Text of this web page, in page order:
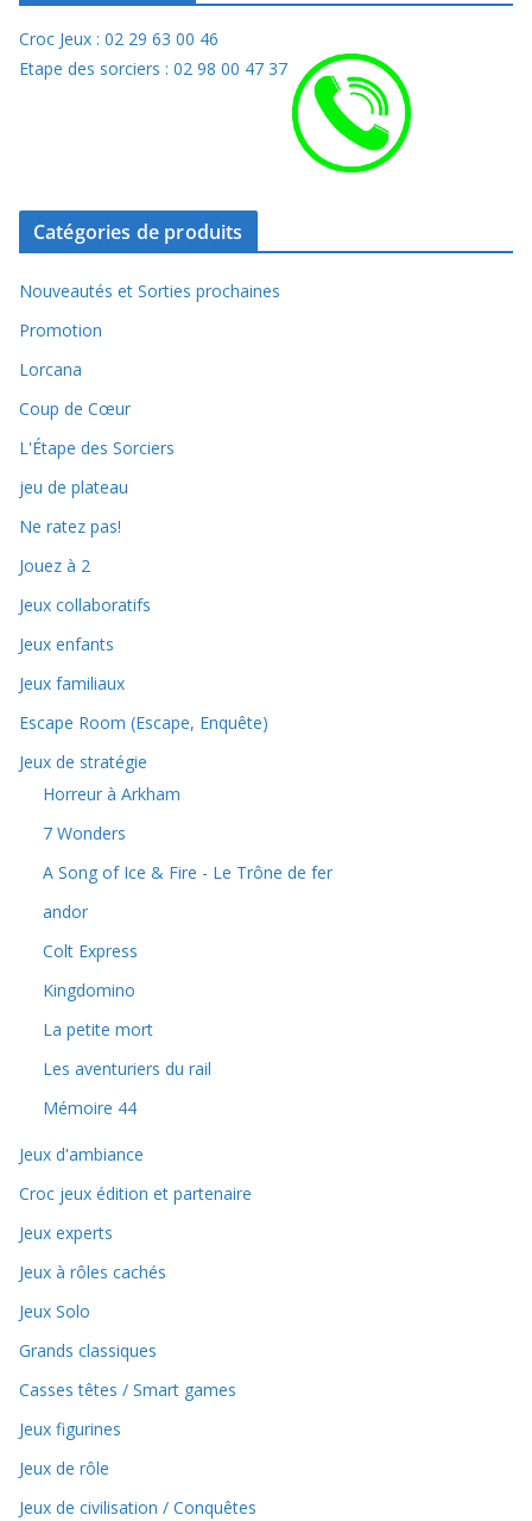
Croc Jeux : 02 29 63 00 46
Etape des sorciers : 02 98 00 47 37
Catégories de produits
Nouveautés et Sorties prochaines
Promotion
Lorcana
Coup de Cœur
L'Étape des Sorciers
jeu de plateau
Ne ratez pas!
Jouez à 2
Jeux collaboratifs
Jeux enfants
Jeux familiaux
Escape Room (Escape, Enquête)
Jeux de stratégie
Horreur à Arkham
7 Wonders
A Song of Ice & Fire - Le Trône de fer
andor
Colt Express
Kingdomino
La petite mort
Les aventuriers du rail
Mémoire 44
Jeux d'ambiance
Croc jeux édition et partenaire
Jeux experts
Jeux à rôles cachés
Jeux Solo
Grands classiques
Casses têtes / Smart games
Jeux figurines
Jeux de rôle
Jeux de civilisation / Conquêtes